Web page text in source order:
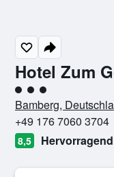
Hotel Zum
Bewertungskategorie
Bamberg,
+49 176 7060 3704
8,5 Hervorragend